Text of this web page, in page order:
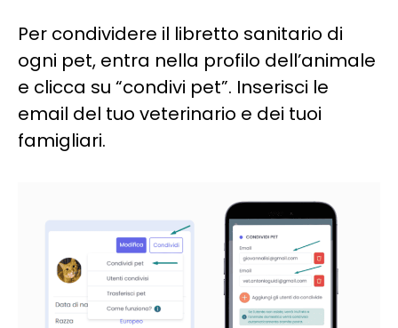
Per condividere il libretto sanitario di
ogni pet, entra nella profilo dell’animale
e clicca su “condivi pet”. Inserisci le
email del tuo veterinario e dei tuoi
famigliari.